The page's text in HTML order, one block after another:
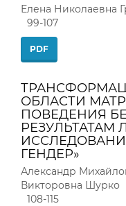
Елена Николаевна
99-107
PDF
ОБЛАСТИ
ПОВЕДЕНИЯ
ГЕНДЕР»
Александр
Викторовна Шурко
108-115